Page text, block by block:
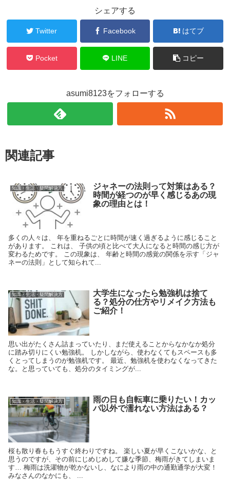
シェアする
Twitter Facebook はてブ
Pocket LINE コピー
asumi8123をフォローする
関連記事
知識・生活・疑問解決方
ジャネーの法則って対策はある？
時間が経つのが早く感じるあの現
象の理由とは！
多くの人々は、 年を重ねるごとに時間が速く過ぎるように感じること
があります。 これは、 子供の頃と比べて大人になると時間の感じ方が
変わるためです。 この現象は、 年齢と時間の感覚の関係を示す「ジャ
ネーの法則」として知られて...
知識・生活・疑問解決方
大学生になったら勉強机は捨て
る？処分の仕方やリメイク方法も
ご紹介！
思い出がたくさん詰まっていたり、まだ使えることからなかなか処分
に踏み切りにくい勉強机。 しかしながら、使わなくてもスペースも多
くとってしまうのが勉強机です。 最近、勉強机を使わなくなってきた
な。と思っていても、処分のタイミングが...
知識・生活・疑問解決方
雨の日も自転車に乗りたい！カッ
パ以外で濡れない方法はある？
桜も散り春ももうすぐ終わりですね。 楽しい夏が早くこないかな、と
思うのですが、その前にじめじめして嫌な季節、梅雨がきてしまいま
す… 梅雨は洗濯物が乾かないし、なにより雨の中の通勤通学が大変！
みなさんのなかにも、 ...